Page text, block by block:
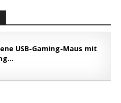
USB-Gaming-Maus mit